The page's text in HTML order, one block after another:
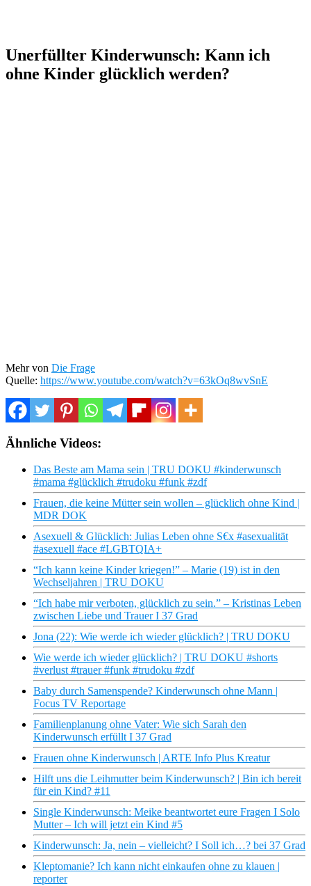
Unerfüllter Kinderwunsch: Kann ich
ohne Kinder glücklich werden?
Mehr von Die Frage
Quelle: https://www.youtube.com/watch?v=63kOq8wvSnE
Ähnliche Videos:
Das Beste am Mama sein | TRU DOKU #kinderwunsch
#mama #glücklich #trudoku #funk #zdf
Frauen, die keine Mütter sein wollen – glücklich ohne Kind |
MDR DOK
Asexuell & Glücklich: Julias Leben ohne S€x #asexualität
#asexuell #ace #LGBTQIA+
“Ich kann keine Kinder kriegen!” – Marie (19) ist in den
Wechseljahren | TRU DOKU
“Ich habe mir verboten, glücklich zu sein.” – Kristinas Leben
zwischen Liebe und Trauer I 37 Grad
Jona (22): Wie werde ich wieder glücklich? | TRU DOKU
Wie werde ich wieder glücklich? | TRU DOKU #shorts
#verlust #trauer #funk #trudoku #zdf
Baby durch Samenspende? Kinderwunsch ohne Mann |
Focus TV Reportage
Familienplanung ohne Vater: Wie sich Sarah den
Kinderwunsch erfüllt I 37 Grad
Frauen ohne Kinderwunsch | ARTE Info Plus Kreatur
Hilft uns die Leihmutter beim Kinderwunsch? | Bin ich bereit
für ein Kind? #11
Single Kinderwunsch: Meike beantwortet eure Fragen I Solo
Mutter – Ich will jetzt ein Kind #5
Kinderwunsch: Ja, nein – vielleicht? I Soll ich…? bei 37 Grad
Kleptomanie? Ich kann nicht einkaufen ohne zu klauen |
reporter